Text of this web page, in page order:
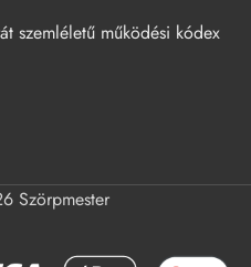
szemléletű működési kódex
Szörpmester